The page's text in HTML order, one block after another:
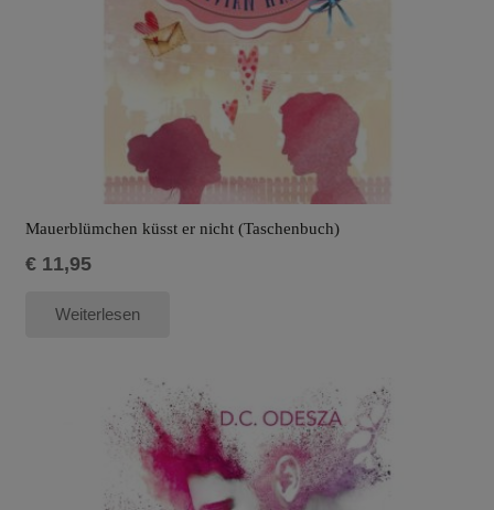
Mauerblümchen küsst er nicht (Taschenbuch)
€11,95
Weiterlesen